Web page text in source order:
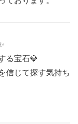
る宝石💎
信じて探す気持ち